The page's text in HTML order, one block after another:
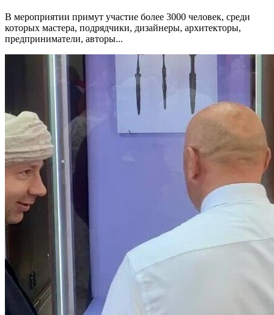
В мероприятии примут участие более 3000 человек, среди
которых мастера, подрядчики, дизайнеры, архитекторы,
предприниматели, авторы...